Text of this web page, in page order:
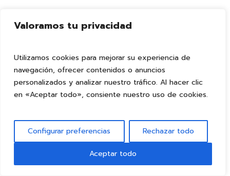
Valoramos tu privacidad
Utilizamos cookies para mejorar su experiencia de
navegación, ofrecer contenidos o anuncios
personalizados y analizar nuestro tráfico. Al hacer clic
en «Aceptar todo», consiente nuestro uso de cookies.
Configurar preferencias Rechazar todo
Aceptar todo